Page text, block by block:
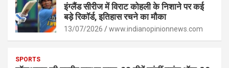
इंग्लैंड सीरीज में विराट कोहली के निशाने पर कई
बड़े रिकॉर्ड, इतिहास रचने का मौका
13/07/2026 www.indianopinionnews.com
SPORTS